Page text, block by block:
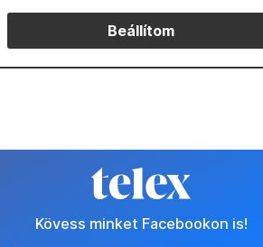
Beállítom
Kövess minket Facebookon is!